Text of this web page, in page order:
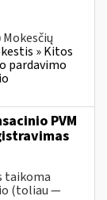
Mokesčių
» Kitos
pardavimo
PVM
taikoma
(toliau —